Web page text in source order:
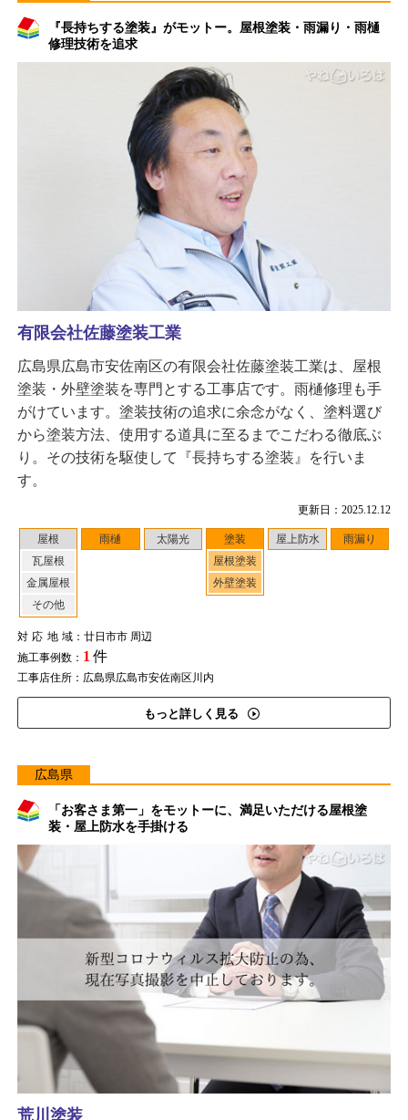
『長持ちする塗装』がモットー。屋根塗装・雨漏り・雨樋
修理技術を追求
更新日：2025.12.12
屋根
瓦屋根
金属屋根
その他
雨樋 太陽光
塗装
屋根塗装
外壁塗装
屋上防水 雨漏り
対応地域：廿日市市 周辺
施工事例数： 1 件
工事店住所：広島県広島市安佐南区川内
もっと詳しく見る
有限会社佐藤塗装工業
広島県広島市安佐南区の有限会社佐藤塗装工業は、屋根
塗装・外壁塗装を専門とする工事店です。雨樋修理も手
がけています。塗装技術の追求に余念がなく、塗料選び
から塗装方法、使用する道具に至るまでこだわる徹底ぶ
り。その技術を駆使して『長持ちする塗装』を行いま
す。
広島県
「お客さま第一」をモットーに、満足いただける屋根塗
装・屋上防水を手掛ける
荒川塗装